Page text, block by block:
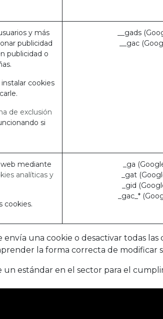
y más
publicidad
publicidad o
cookies
de exclusión
si
__gads
__gac
mediante
analíticas y
cookies.
_ga
_gat
_gid
_gac_*
una cookie o desactivar todas las
la forma correcta de modificar
un estándar en el sector para el